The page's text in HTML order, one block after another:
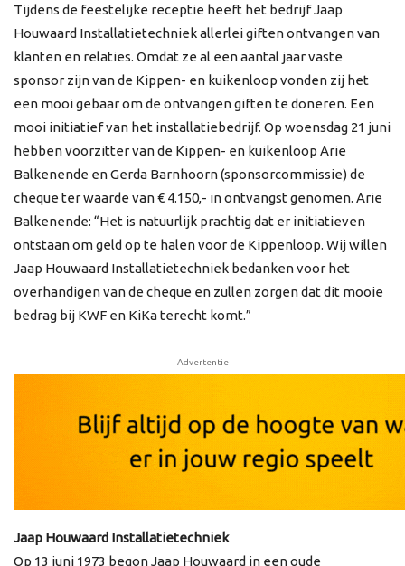
Tijdens de feestelijke receptie heeft het bedrijf Jaap
Houwaard Installatietechniek allerlei giften ontvangen van
klanten en relaties. Omdat ze al een aantal jaar vaste
sponsor zijn van de Kippen- en kuikenloop vonden zij het
een mooi gebaar om de ontvangen giften te doneren. Een
mooi initiatief van het installatiebedrijf. Op woensdag 21 juni
hebben voorzitter van de Kippen- en kuikenloop Arie
Balkenende en Gerda Barnhoorn (sponsorcommissie) de
cheque ter waarde van € 4.150,- in ontvangst genomen. Arie
Balkenende: “Het is natuurlijk prachtig dat er initiatieven
ontstaan om geld op te halen voor de Kippenloop. Wij willen
Jaap Houwaard Installatietechniek bedanken voor het
overhandigen van de cheque en zullen zorgen dat dit mooie
bedrag bij KWF en KiKa terecht komt.”
- Advertentie -
Jaap Houwaard Installatietechniek
Op 13 juni 1973 begon Jaap Houwaard in een oude